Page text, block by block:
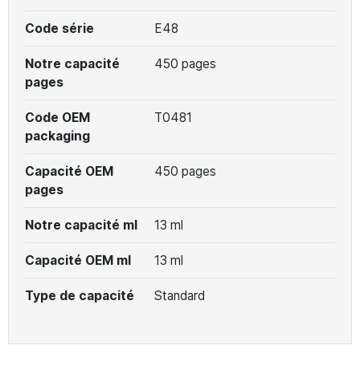
Code série E48
Notre capacité
pages
450 pages
Code OEM
packaging
T0481
Capacité OEM
pages
450 pages
Notre capacité ml 13 ml
Capacité OEM ml 13 ml
Type de capacité Standard